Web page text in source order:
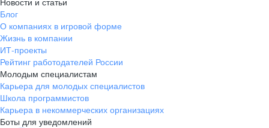
Блог
О компаниях в игровой форме
Жизнь в компании
ИТ-проекты
Рейтинг работодателей России
Молодым специалистам
Карьера для молодых специалистов
Школа программистов
Карьера в некоммерческих организациях
Боты для уведомлений